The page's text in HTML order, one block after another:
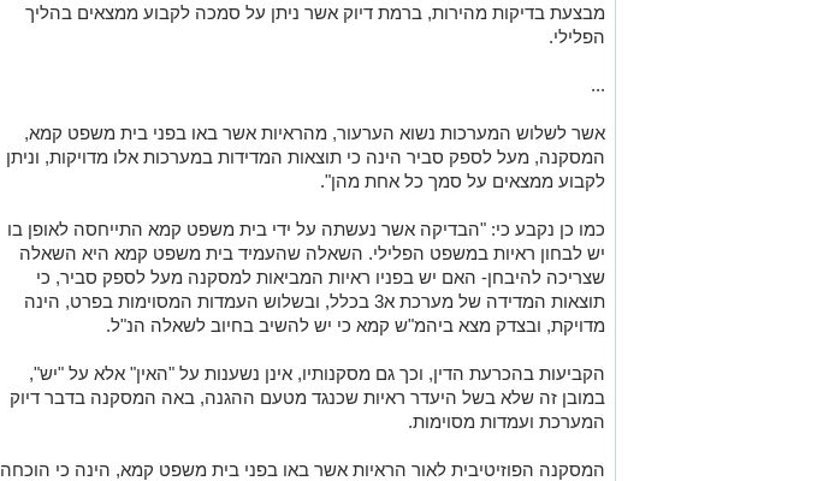
מבצעת בדיקות מהירות, ברמת דיוק אשר ניתן על סמכה לקבוע ממצאים בהליך
הפלילי.
...
אשר לשלוש המערכות נשוא הערעור, מהראיות אשר באו בפני בית משפט קמא,
המסקנה, מעל לספק סביר הינה כי תוצאות המדידות במערכות אלו מדויקות, וניתן
לקבוע ממצאים על סמך כל אחת מהן."
כמו כן נקבע כי: "הבדיקה אשר נעשתה על ידי בית משפט קמא התייחסה לאופן בו
יש לבחון ראיות במשפט הפלילי. השאלה שהעמיד בית משפט קמא היא השאלה
שצריכה להיבחן- האם יש בפניו ראיות המביאות למסקנה מעל לספק סביר, כי
תוצאות המדידה של מערכת א3 בכלל, ובשלוש העמדות המסוימות בפרט, הינה
מדויקת, ובצדק מצא ביהמ"ש קמא כי יש להשיב בחיוב לשאלה הנ"ל.
הקביעות בהכרעת הדין, וכך גם מסקנותיו, אינן נשענות על "האין" אלא על "יש",
במובן זה שלא בשל היעדר ראיות שכנגד מטעם ההגנה, באה המסקנה בדבר דיוק
המערכת ועמדות מסוימות.
המסקנה הפוזיטיבית לאור הראיות אשר באו בפני בית משפט קמא, הינה כי הוכחה